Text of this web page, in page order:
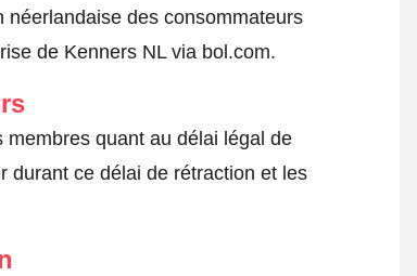
des consommateurs
de Kenners NL via bol.com.
quant au délai légal de
durant ce délai de rétraction et les